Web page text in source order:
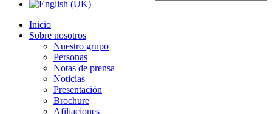
Inicio
Sobre nosotros
Nuestro grupo
Personas
Notas de prensa
Noticias
Presentación
Brochure
Afiliaciones